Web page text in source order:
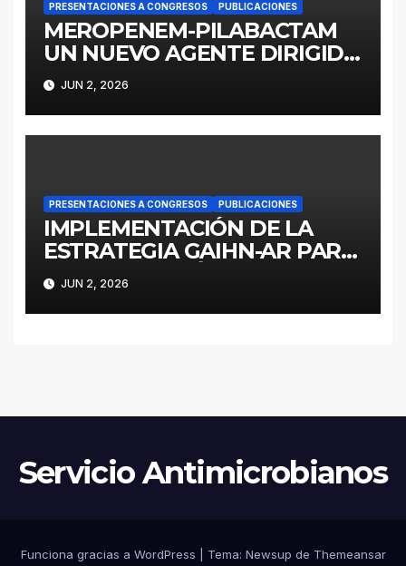
PRESENTACIONES A CONGRESOS PUBLICACIONES
MEROPENEM-PILABACTAM
UN NUEVO AGENTE DIRIGIDO
A ENTEROBACTERALES
PRODUCTORES DE
SERINOCARBAPENEMASAS
JUN 2, 2026
PRESENTACIONES A CONGRESOS PUBLICACIONES
IMPLEMENTACIÓN DE LA
ESTRATEGIA GAIHN-AR PARA
LA CONTENCIÓN DE
ENTEROBACTERALES
PRODUCTORES DE
ARGENTINA
JUN 2, 2026
Servicio Antimicrobianos
Funciona gracias a WordPress Tema: Newsup de Themeansar